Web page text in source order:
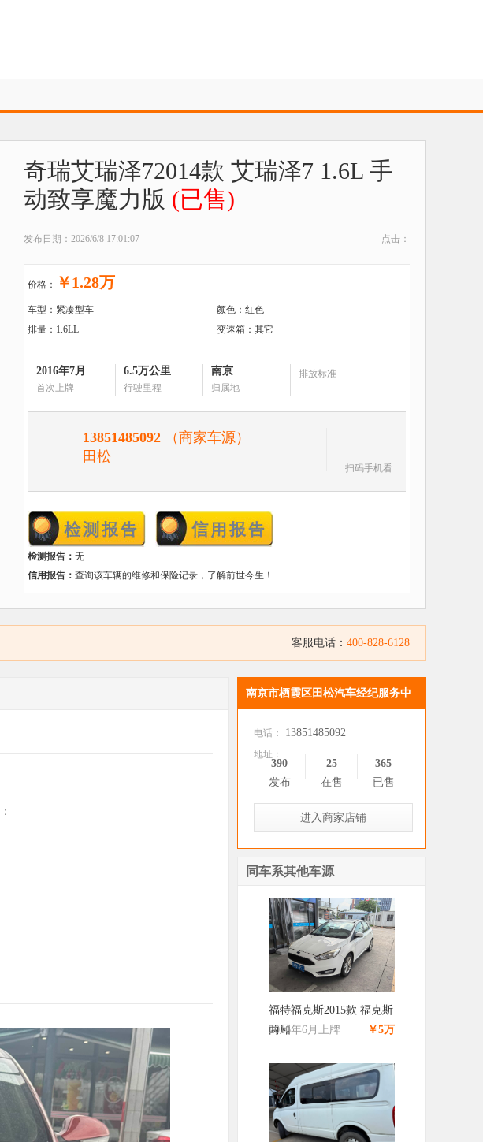
奇瑞艾瑞泽72014款 艾瑞泽7 1.6L 手
动致享魔力版 (已售)
点击：
发布日期：2026/6/8 17:01:07
价格： ￥1.28万
车型：紧凑型车
颜色：红色
排量：1.6LL
变速箱：其它
2016年7月
首次上牌
6.5万公里
行驶里程
南京
归属地
排放标准
13851485092 （商家车源）
田松
扫码手机看
检测报告： 无
信用报告： 查询该车辆的维修和保险记录，了解前世今生！
客服电话： 400-828-6128
南京市栖霞区田松汽车经纪服务中
电话： 13851485092
地址：
390
发布
25
在售
365
已售
进入商家店铺
同车系其他车源
福特福克斯2015款 福克斯
两厢
￥5万
2016年6月上牌